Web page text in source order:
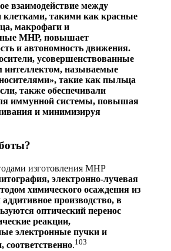
взаимодействие между
клетками, такими как красные
макрофаги и
МНР, повышает
и автономность движения.
усовершенствованные
интеллектом, называемые
такие как пыльца
также обеспечивали
иммунной системы, повышая
и минимизируя
изготовления МНР
электронно-лучевая
химического осаждения из
производство, в
оптический перенос
реакции,
электронные пучки и
соответственно.103